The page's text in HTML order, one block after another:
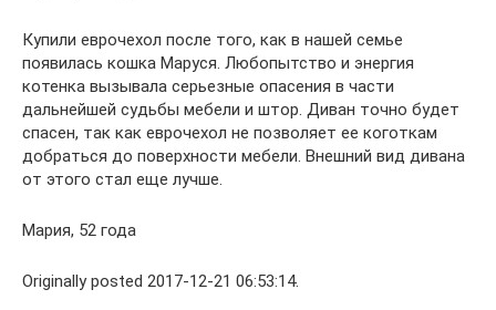
Купили еврочехол после того, как в нашей семье
появилась кошка Маруся. Любопытство и энергия
котенка вызывала серьезные опасения в части
дальнейшей судьбы мебели и штор. Диван точно будет
спасен, так как еврочехол не позволяет ее коготкам
добраться до поверхности мебели. Внешний вид дивана
от этого стал еще лучше.
Мария, 52 года
Originally posted 2017-12-21 06:53:14.